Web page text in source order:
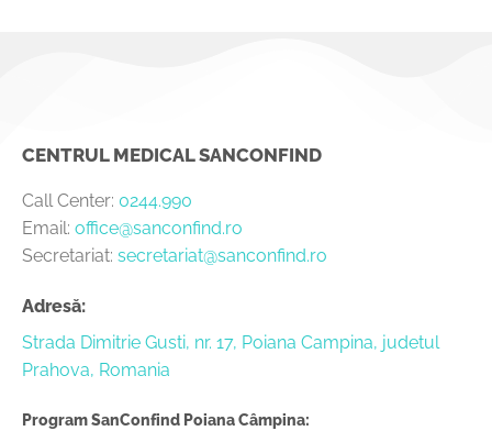
CENTRUL MEDICAL SANCONFIND
Call Center: 0244.990
Email: office@sanconfind.ro
Secretariat: secretariat@sanconfind.ro
Adresă:
Strada Dimitrie Gusti, nr. 17, Poiana Campina, judetul
Prahova, Romania
Program SanConfind Poiana Câmpina: